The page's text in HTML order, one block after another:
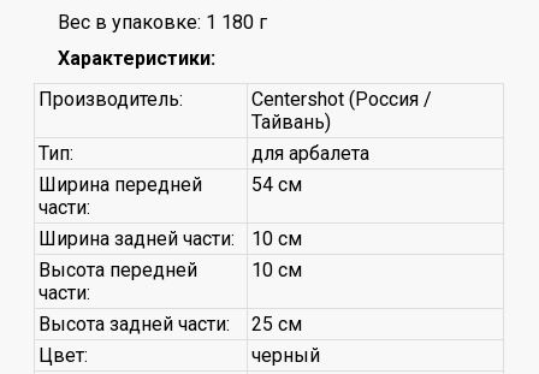
Вес в упаковке: 1 180 г
Характеристики:
Производитель:
Centershot (Россия /
Тайвань)
Тип:
для арбалета
Ширина передней
части:
54 см
Ширина задней части:
10 см
Высота передней
части:
10 см
Высота задней части:
25 см
Цвет:
черный